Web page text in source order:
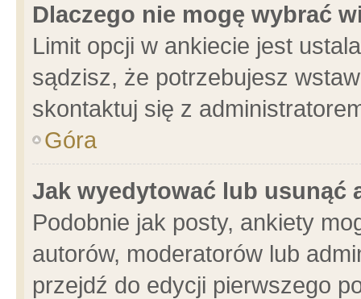
Dlaczego nie mogę wybrać
Limit opcji w ankiecie jest
sądzisz, że potrzebujesz
skontaktuj się z
Góra
Jak wyedytować lub usunąć
Podobnie jak posty, ankiety
autorów, moderatorów lub
przejdź do edycji pierwszego